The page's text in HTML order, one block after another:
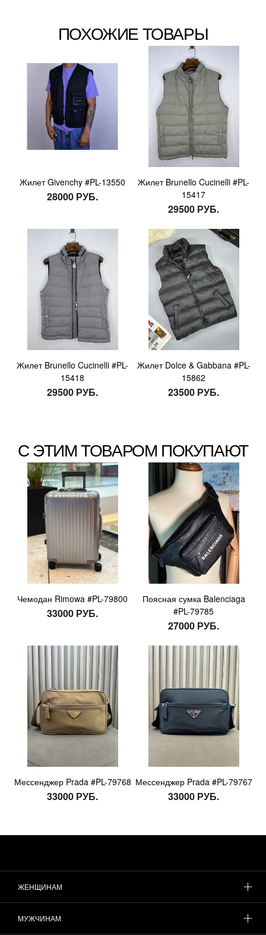
ПОХОЖИЕ ТОВАРЫ
Жилет Givenchy #PL-13550
28000 РУБ.
Жилет Brunello Cucinelli #PL-
15417
29500 РУБ.
Жилет Brunello Cucinelli #PL-
15418
29500 РУБ.
Жилет Dolce & Gabbana #PL-
15862
23500 РУБ.
С ЭТИМ ТОВАРОМ ПОКУПАЮТ
Чемодан Rimowa #PL-79800
33000 РУБ.
Поясная сумка Balenciaga
#PL-79785
27000 РУБ.
Мессенджер Prada #PL-79768
33000 РУБ.
Мессенджер Prada #PL-79767
33000 РУБ.
ЖЕНЩИНАМ
МУЖЧИНАМ